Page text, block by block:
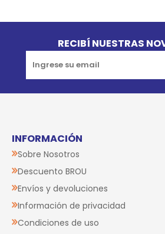
RECIBÍ NUESTRAS
INFORMACIÓN
Sobre Nosotros
Descuento BROU
Envíos y devoluciones
Información de privacidad
Condiciones de uso